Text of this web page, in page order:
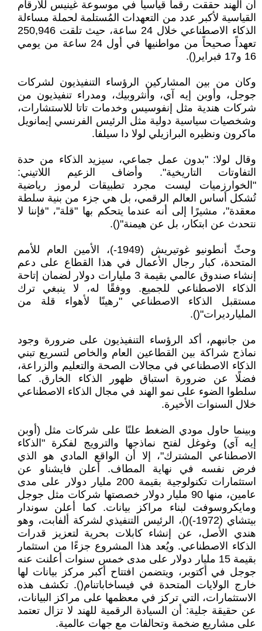
أن الهند حققت رقماً قياسياً في موسوعة غينيس للأرقام
القياسية لأكبر عدد من التعهدات المُستلمة لحملة مساءلة
الذكاء الاصطناعي خلال 24 ساعة، حيث تلقت 250,946
تعهداً صحيحاً من مواطنيها في أول 24 ساعة من يومي
16 و17 فبراير().
وكان من بين المشاركين الرؤساء التنفيذيون لشركات
جوجل، وأوبن إيه آي، وأنثروبيك، ومدراء تنفيذيون من
شركات هندية مثل إنفوسيس وخدمات تاتا للاستشارات،
وشخصيات سياسية دولية مثل الرئيس الفرنسي إيمانويل
ماكرون ونظيره البرازيلي لولا دا سيلفا.
وقال لولا: "بدون عمل جماعي، سيزيد الذكاء من حدة
التفاوتات التاريخية". وأضاف الزعيم اللاتيني:
"الخوارزميات ليست مجرد تطبيقات لرموز رياضية
تُشكل أساس العالم الرقمي، بل هي جزء من بنية سلطة
معقدة"، مشيرًا إلى أنه عندما يتحكم بها "قلة"، "فإننا لا
نتحدث عن ابتكار، بل عن هيمنة"().
وحثّ أنطونيو غوتيريش (1949-)، الأمين العام للأمم
المتحدة، كبار رجال الأعمال في هذا القطاع على دعم
إنشاء صندوق عالمي بقيمة 3 مليارات دولار لضمان إتاحة
الذكاء الاصطناعي للجميع. ووفقًا له، لا ينبغي ترك
مستقبل الذكاء الاصطناعي "رهينًا لأهواء قلة من
المليارديرات"().
من جانبهم، أكد الرؤساء التنفيذيون على ضرورة وجود
نماذج شراكة بين القطاعين العام والخاص لتسريع تبني
الذكاء الاصطناعي في مجالات الصحة والتعليم والزراعة،
فضلًا عن ضرورة استباق ظهور الذكاء الخارق. كما
سلطوا الضوء على نمو الهند في مجال الذكاء الاصطناعي
خلال السنوات الأخيرة.
وبينما حاول مودي الضغط علنًا على شركات مثل (أوبن
إيه آي) وغوغل لفتح نماذجها والترويج لفكرة "الذكاء
الاصطناعي المشترك"، إلا أن الواقع المادي هو الذي
فرض نفسه في نهاية المطاف. أعلن فايشناو عن
استثمارات تكنولوجية بقيمة 200 مليار دولار على مدى
عامين، منها 90 مليار دولار خصصتها شركات مثل جوجل
ومايكروسوفت لبناء مراكز بيانات. كما أعلن سوندار
بيتشاي (1972-)()، الرئيس التنفيذي لشركة ألفابت، وهو
هندي الأصل، عن إنشاء كابلات بحرية لتعزيز قدرات
الذكاء الاصطناعي. ويُعد هذا المشروع جزءًا من استثمار
بقيمة 15 مليار دولار على مدى خمس سنوات أعلنت عنه
جوجل في أكتوبر، ويتضمن افتتاح أكبر مركز بيانات لها
خارج الولايات المتحدة في فيساخاباتنام(). تكشف هذه
الاستثمارات، التي تركز في معظمها على مراكز البيانات،
عن حقيقة جلية: أن السيادة الرقمية للهند لا تزال تعتمد
على مشاريع ضخمة وتحالفات مع جهات عالمية.